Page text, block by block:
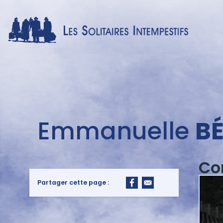
auteurEmmanuelle
Partager cette page :